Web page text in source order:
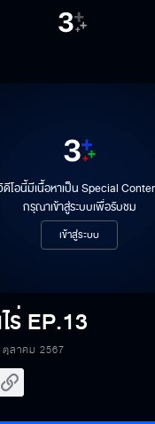
ดีโอนี้มีเนื้อหาเป็น Special
กรุณาเข้าสู่ระบบเพื่อรับชม
เข้าสู่ระบบ
ร่EP.13
ลาคม 2567
เจ้าสาวบ้านไร่ EP.13[1/6]